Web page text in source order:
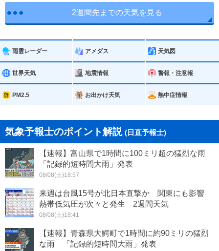
2週間先までの天気を見る
雨雲レーダー アメダス 天気図
世界天気 地震情報 警報・注意報
PM2.5 お出かけ天気 熱中症情報
気象予報士のポイント解説 (日直予報士)
【速報】富山県で1時間に100ミリ超の猛烈な雨
「記録的短時間大雨」発表
08/08(土)18:57
来週は台風15号が北日本直撃か 関東にも影響
熱帯低気圧が次々と発生 2週間天気
08/08(土)18:41
【速報】青森県大鰐町で1時間に約90ミリの猛烈
な雨 「記録的短時間大雨」発表